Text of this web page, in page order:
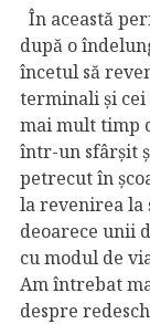
În această
după o
încetul să
terminali și cei
mai mult timp
într-un sfârșit
petrecut în
la revenirea la
deoarece unii
cu modul de
Am întrebat
despre